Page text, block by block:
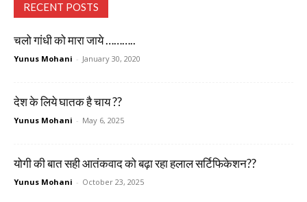
RECENT POSTS
चलो गांधी को मारा जाये ………..
Yunus Mohani - January 30, 2020
देश के लिये घातक है चाय ??
Yunus Mohani - May 6, 2025
योगी की बात सही आतंकवाद को बढ़ा रहा हलाल सर्टिफिकेशन??
Yunus Mohani - October 23, 2025